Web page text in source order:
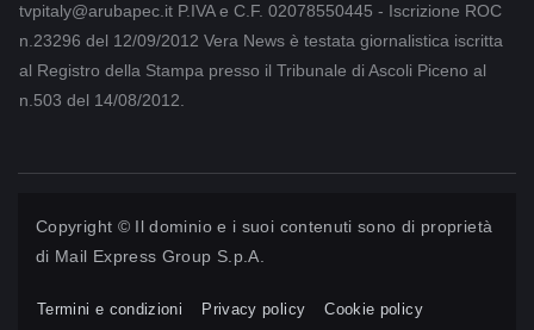
tvpitaly@arubapec.it P.IVA e C.F. 02078550445 - Iscrizione ROC
n.23296 del 12/09/2012 Vera News è testata giornalistica iscritta
al Registro della Stampa presso il Tribunale di Ascoli Piceno al
n.503 del 14/08/2012.
Copyright © Il dominio e i suoi contenuti sono di proprietà
di Mail Express Group S.p.A.
Termini e condizioni Privacy policy Cookie policy